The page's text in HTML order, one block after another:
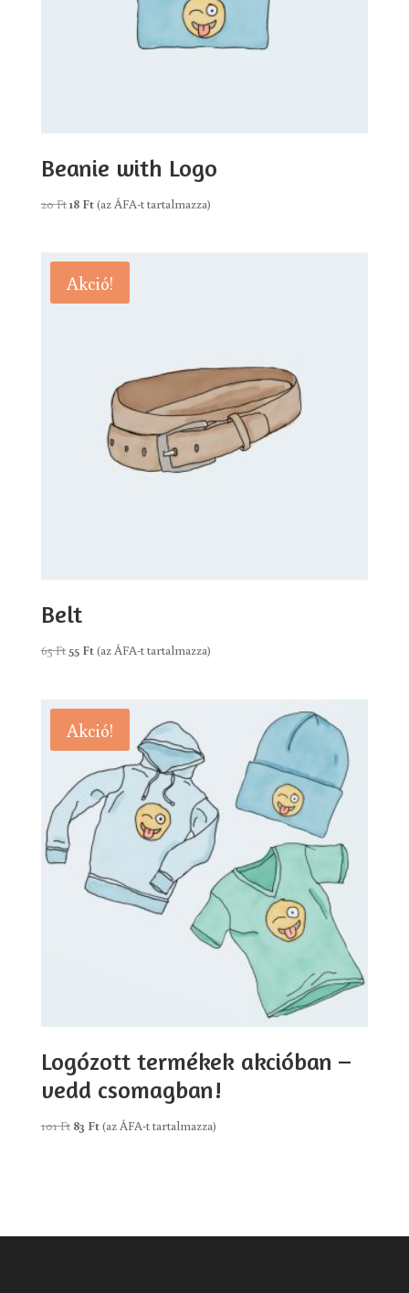
Beanie with Logo
20FtOriginal
20 Ft.
18 FtCurrent
18 Ft.
(az ÁFA-t tartalmazza)
Akció!
Belt
65Ft Original
65 Ft.
55 FtCurrent
55 Ft.
(az ÁFA-t tartalmazza)
Akció!
Logózott termékek akcióban –
vedd csomagban!
101Ft Original
83 FtCurrent
(az ÁFA-t tartalmazza)